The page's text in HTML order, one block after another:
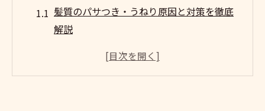
髪質のパサつき・うねり原因と対策を徹底
解説
セラミドヘアケアで叶える髪質改善の新常